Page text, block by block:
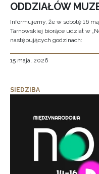
ODDZIAŁÓW
Informujemy, że w sobotę 16
Tarnowskiej biorące udział w
następujących godzinach:
15 maja, 2026
SIEDZIBA